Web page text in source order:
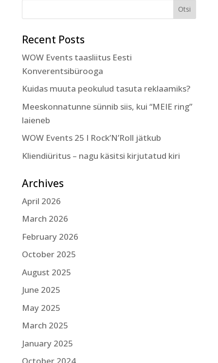
Recent Posts
WOW Events taasliitus Eesti
Konverentsibürooga
Kuidas muuta peokulud tasuta reklaamiks?
Meeskonnatunne sünnib siis, kui “MEIE ring”
laieneb
WOW Events 25 I Rock’N’Roll jätkub
Kliendiüritus – nagu käsitsi kirjutatud kiri
Archives
April 2026
March 2026
February 2026
October 2025
August 2025
June 2025
May 2025
March 2025
January 2025